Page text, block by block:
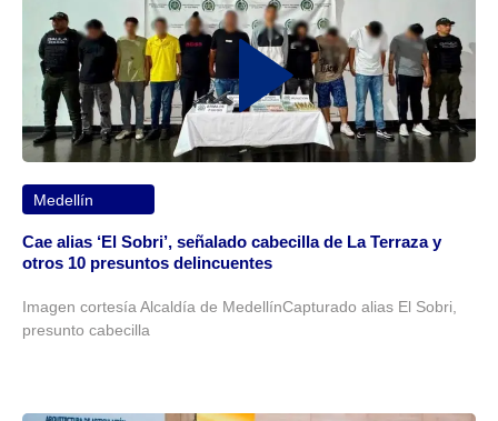
Medellín
Cae alias ‘El Sobri’, señalado cabecilla de La Terraza y
otros 10 presuntos delincuentes
Imagen cortesía Alcaldía de MedellínCapturado alias El Sobri,
presunto cabecilla